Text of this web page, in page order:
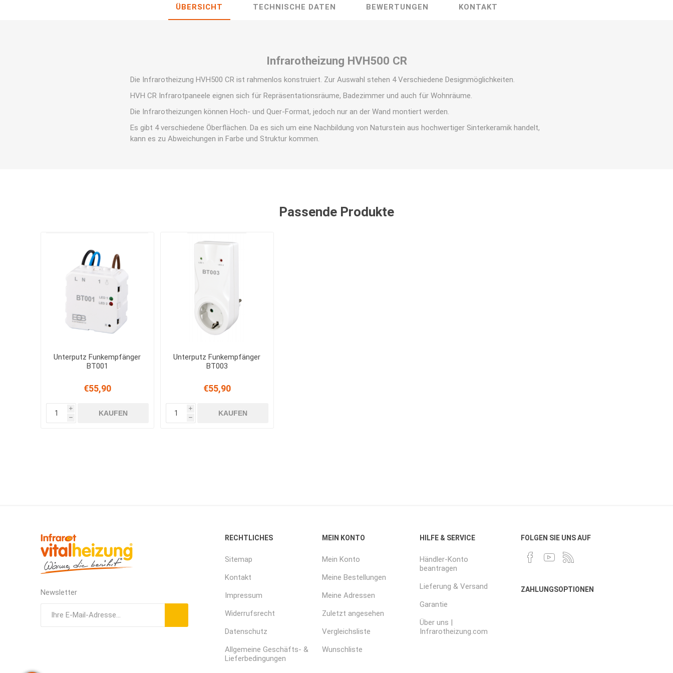
ÜBERSICHT TECHNISCHE DATEN BEWERTUNGEN KONTAKT
Infrarotheizung HVH500 CR
Die Infrarotheizung HVH500 CR ist rahmenlos konstruiert. Zur Auswahl stehen 4 Verschiedene Designmöglichkeiten.
HVH CR Infrarotpaneele eignen sich für Repräsentationsräume, Badezimmer und auch für Wohnräume.
Die Infrarotheizungen können Hoch- und Quer-Format, jedoch nur an der Wand montiert werden.
Es gibt 4 verschiedene Öberflächen. Da es sich um eine Nachbildung von Naturstein aus hochwertiger Sinterkeramik handelt,
kann es zu Abweichungen in Farbe und Struktur kommen.
Passende Produkte
Unterputz Funkempfänger
BT001
€55,90
i
h
KAUFEN
Unterputz Funkempfänger
BT003
€55,90
i
h
KAUFEN
Newsletter
RECHTLICHES
Sitemap
Kontakt
Impressum
Widerrufsrecht
Datenschutz
Allgemeine Geschäfts- &
Lieferbedingungen
MEIN KONTO
Mein Konto
Meine Bestellungen
Meine Adressen
Zuletzt angesehen
Vergleichsliste
Wunschliste
HILFE & SERVICE
Händler-Konto
beantragen
Lieferung & Versand
Garantie
Über uns |
Infrarotheizung.com
FOLGEN SIE UNS AUF
ZAHLUNGSOPTIONEN